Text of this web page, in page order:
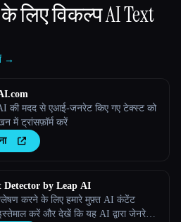
लिए विकल्पAI Text
→
की मदद से एआई-जनरेट किए गए टेक्स्ट को
में ट्रांसफ़ॉर्म करें
Detector by Leap AI
करने के लिए हमारे मुफ़्त AI कंटेंट
करें और देखें कि यह AI द्वारा जेनरेट